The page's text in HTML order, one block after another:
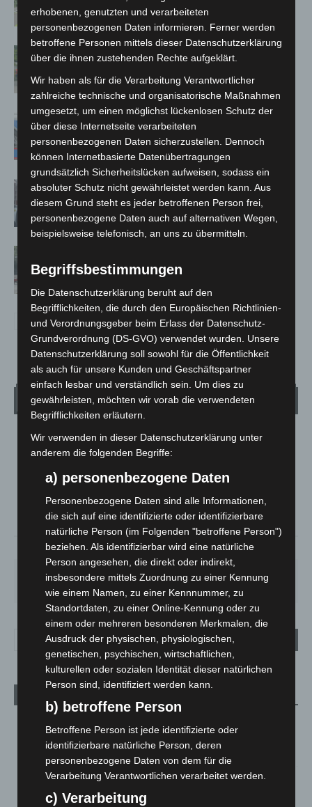
Region Hannover: 21 neue
Kreuz
Mann läuft mit Hockeyschläger über
A7 – Polizei sucht Zeugen
Celle: Mensch stirbt bei Bagger-Unfall
auf Baustelle
Langenhagen beschädigt
Wetter
LANGENHAGEN
Klarer Himmel
18.5°C 20°
°
69% 1.8m/s 9%
SA.
27° 34° 28°
DI.
22° 26
Werke im Jacques’ Wein-Depot Isernhagen
8. August 2026
A2: Zweite Turbobaustelle startet zwischen Hannover-West
und Bothfeld
erhobenen, genutzten und verarbeiteten
personenbezogenen Daten informieren. Ferner werden
betroffene Personen mittels dieser Datenschutzerklärung
über die ihnen zustehenden Rechte aufgeklärt.
Wir haben als für die Verarbeitung Verantwortlicher
zahlreiche technische und organisatorische Maßnahmen
umgesetzt, um einen möglichst lückenlosen Schutz der
über diese Internetseite verarbeiteten
personenbezogenen Daten sicherzustellen. Dennoch
können Internetbasierte Datenübertragungen
grundsätzlich Sicherheitslücken aufweisen, sodass ein
absoluter Schutz nicht gewährleistet werden kann. Aus
diesem Grund steht es jeder betroffenen Person frei,
personenbezogene Daten auch auf alternativen Wegen,
beispielsweise telefonisch, an uns zu übermitteln.
Begriffsbestimmungen
Die Datenschutzerklärung beruht auf den
Begrifflichkeiten, die durch den Europäischen Richtlinien-
und Verordnungsgeber beim Erlass der Datenschutz-
Grundverordnung (DS-GVO) verwendet wurden. Unsere
Datenschutzerklärung soll sowohl für die Öffentlichkeit
als auch für unsere Kunden und Geschäftspartner
einfach lesbar und verständlich sein. Um dies zu
gewährleisten, möchten wir vorab die verwendeten
Begrifflichkeiten erläutern.
Wir verwenden in dieser Datenschutzerklärung unter
anderem die folgenden Begriffe:
a) personenbezogene Daten
Personenbezogene Daten sind alle Informationen,
die sich auf eine identifizierte oder identifizierbare
natürliche Person (im Folgenden "betroffene Person")
beziehen. Als identifizierbar wird eine natürliche
Person angesehen, die direkt oder indirekt,
insbesondere mittels Zuordnung zu einer Kennung
wie einem Namen, zu einer Kennnummer, zu
Standortdaten, zu einer Online-Kennung oder zu
einem oder mehreren besonderen Merkmalen, die
Ausdruck der physischen, physiologischen,
genetischen, psychischen, wirtschaftlichen,
kulturellen oder sozialen Identität dieser natürlichen
Person sind, identifiziert werden kann.
b) betroffene Person
Betroffene Person ist jede identifizierte oder
identifizierbare natürliche Person, deren
personenbezogene Daten von dem für die
Verarbeitung Verantwortlichen verarbeitet werden.
c) Verarbeitung